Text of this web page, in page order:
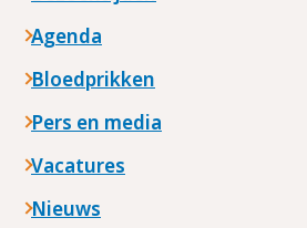
Agenda
Bloedprikken
Pers en media
Vacatures
Nieuws